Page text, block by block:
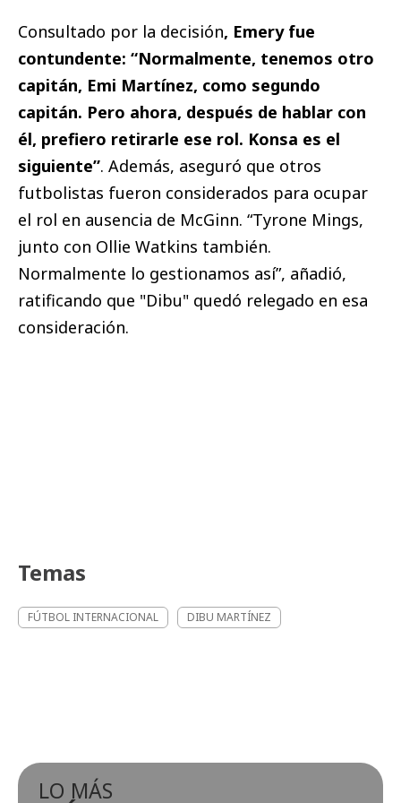
Consultado por la decisión, Emery fue
contundente: “Normalmente, tenemos otro
capitán, Emi Martínez, como segundo
capitán. Pero ahora, después de hablar con
él, prefiero retirarle ese rol. Konsa es el
siguiente”. Además, aseguró que otros
futbolistas fueron considerados para ocupar
el rol en ausencia de McGinn. “Tyrone Mings,
junto con Ollie Watkins también.
Normalmente lo gestionamos así”, añadió,
ratificando que "Dibu" quedó relegado en esa
consideración.
Temas
FÚTBOL INTERNACIONAL DIBU MARTÍNEZ
LO MÁS